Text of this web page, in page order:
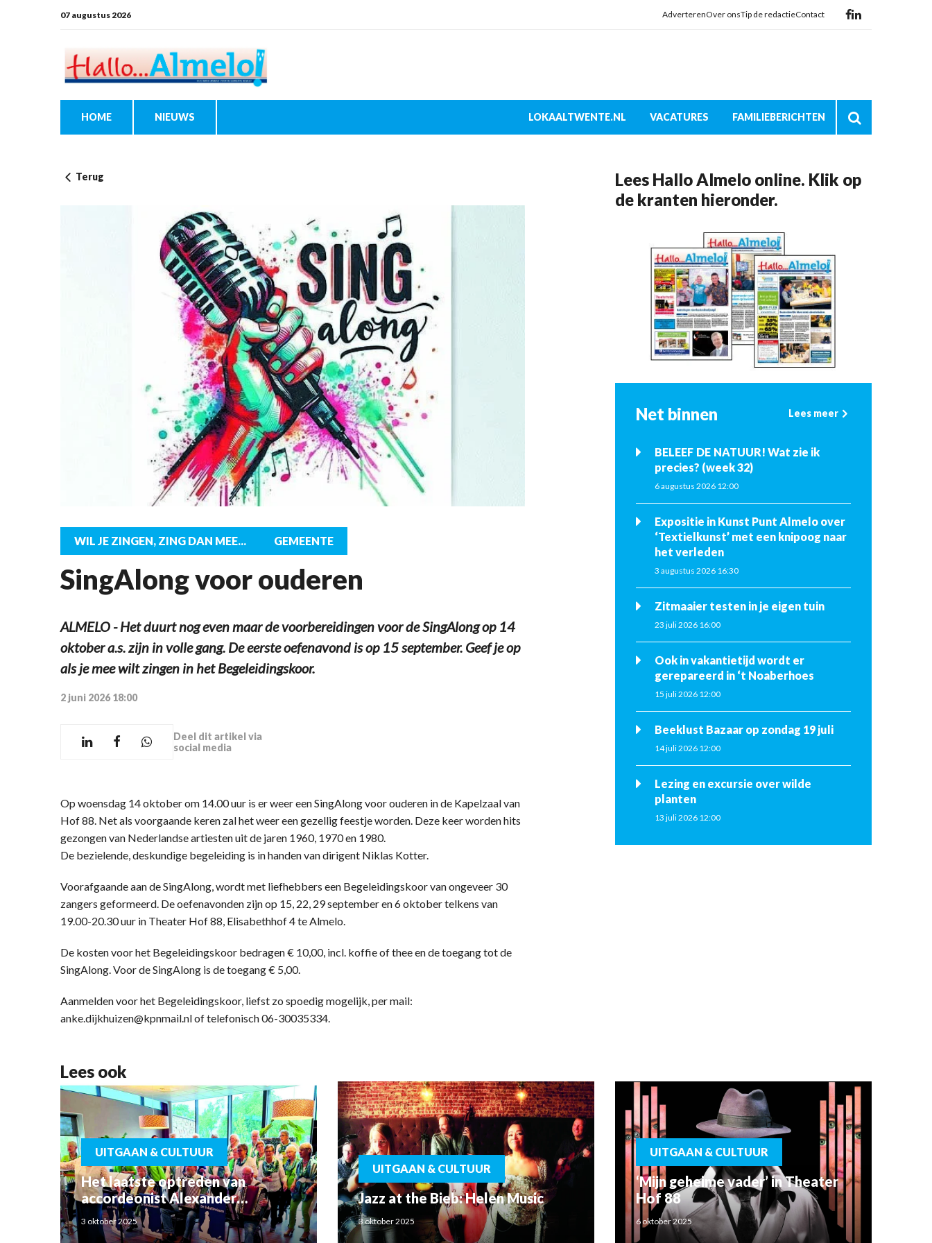
07 augustus 2026 AdverterenOver onsTip de redactieContact
HOME NIEUWS LOKAALTWENTE.NL VACATURES FAMILIEBERICHTEN
Terug
WIL JE ZINGEN, ZING DAN MEE... GEMEENTE
SingAlong voor ouderen
ALMELO - Het duurt nog even maar de voorbereidingen voor de SingAlong op 14
oktober a.s. zijn in volle gang. De eerste oefenavond is op 15 september. Geef je op
als je mee wilt zingen in het Begeleidingskoor.
2 juni 2026 18:00
Deel dit artikel via
social media
Op woensdag 14 oktober om 14.00 uur is er weer een SingAlong voor ouderen in de Kapelzaal van
Hof 88. Net als voorgaande keren zal het weer een gezellig feestje worden. Deze keer worden hits
gezongen van Nederlandse artiesten uit de jaren 1960, 1970 en 1980.
De bezielende, deskundige begeleiding is in handen van dirigent Niklas Kotter.
Voorafgaande aan de SingAlong, wordt met liefhebbers een Begeleidingskoor van ongeveer 30
zangers geformeerd. De oefenavonden zijn op 15, 22, 29 september en 6 oktober telkens van
19.00-20.30 uur in Theater Hof 88, Elisabethhof 4 te Almelo.
De kosten voor het Begeleidingskoor bedragen € 10,00, incl. koffie of thee en de toegang tot de
SingAlong. Voor de SingAlong is de toegang € 5,00.
Aanmelden voor het Begeleidingskoor, liefst zo spoedig mogelijk, per mail:
anke.dijkhuizen@kpnmail.nl of telefonisch 06-30035334.
Lees Hallo Almelo online. Klik op
de kranten hieronder.
Net binnen Lees meer
BELEEF DE NATUUR! Wat zie ik
precies? (week 32)
6 augustus 2026 12:00
Expositie in Kunst Punt Almelo over
‘Textielkunst’ met een knipoog naar
het verleden
3 augustus 2026 16:30
Zitmaaier testen in je eigen tuin
23 juli 2026 16:00
Ook in vakantietijd wordt er
gerepareerd in ‘t Noaberhoes
15 juli 2026 12:00
Beeklust Bazaar op zondag 19 juli
14 juli 2026 12:00
Lezing en excursie over wilde
planten
13 juli 2026 12:00
Lees ook
UITGAAN & CULTUUR
Het laatste optreden van
accordeonist Alexander
Schoemaker
3 oktober 2025
UITGAAN & CULTUUR
Jazz at the Bieb: Helen Music
3 oktober 2025
UITGAAN & CULTUUR
‘Mijn geheime vader’ in Theater
Hof 88
6 oktober 2025